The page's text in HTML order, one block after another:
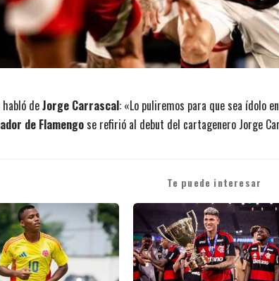
deJorge Carrascal: «Lo puliremos para que sea ídolo
de Flamengose refirió al debut del cartagenero Jorge
Te puede interesar